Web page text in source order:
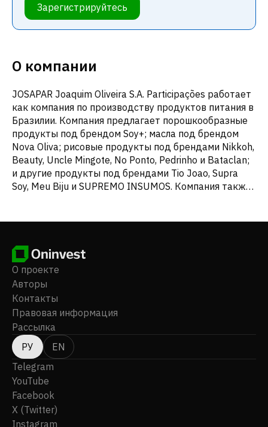
Зарегистрируйтесь
О компании
JOSAPAR Joaquim Oliveira S.A. Participações работает
как компания по производству продуктов питания в
Бразилии. Компания предлагает порошкообразные
продукты под брендом Soy+; масла под брендом
Nova Oliva; рисовые продукты под брендами Nikkoh,
Beauty, Uncle Mingote, No Ponto, Pedrinho и Bataclan;
и другие продукты под брендами Tio Joao, Supra
Soy, Meu Biju и SUPREMO INSUMOS. Компания также
Алегри, Бразилия. JOSAPAR Joaquim Oliveira S.A.
S/A Participações.
О проекте
Авторы
Контакты
Правовая информация
Рассылка
РУ
EN
Telegram
YouTube
Facebook
X (Twitter)
Instagram